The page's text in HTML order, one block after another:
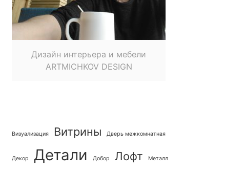
Дизайн интерьера и мебели
ARTMICHKOV DESIGN
Визуализация Витрины Дверь межкомнатная
Декор Детали Добор Лофт Металл